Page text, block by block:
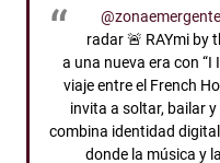
radar 🚨 RAYmi by
a una nueva era con “I
viaje entre el French
invita a soltar, bailar
combina identidad
donde la música y